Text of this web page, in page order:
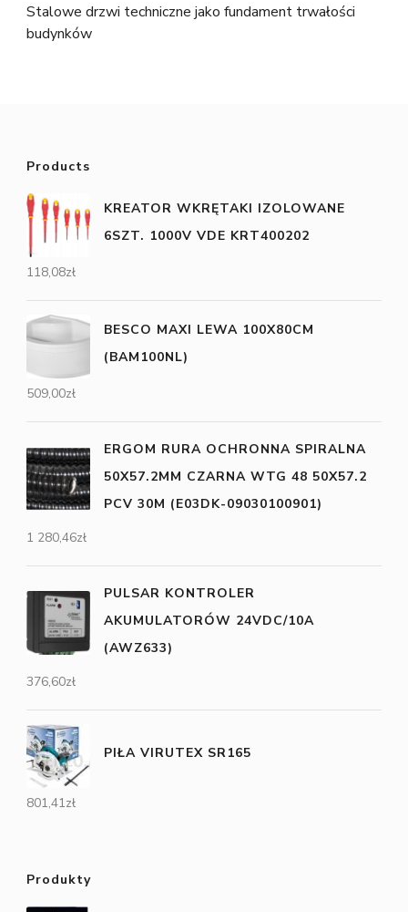
Stalowe drzwi techniczne jako fundament trwałości
budynków
Products
KREATOR WKRĘTAKI IZOLOWANE
6SZT. 1000V VDE KRT400202
118,08zł
BESCO MAXI LEWA 100X80CM
(BAM100NL)
509,00zł
ERGOM RURA OCHRONNA SPIRALNA
50X57.2MM CZARNA WTG 48 50X57.2
PCV 30M (E03DK-09030100901)
1 280,46zł
PULSAR KONTROLER
AKUMULATORÓW 24VDC/10A
(AWZ633)
376,60zł
PIŁA VIRUTEX SR165
801,41zł
Produkty